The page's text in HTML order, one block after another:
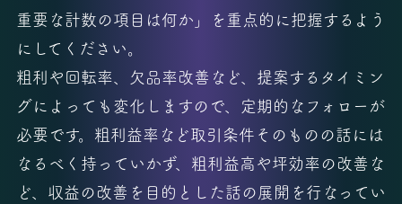
重要な計数の項目は何か」を重点的に把握するよう
にしてください。
粗利や回転率、欠品率改善など、提案するタイミン
グによっても変化しますので、定期的なフォローが
必要です。粗利益率など取引条件そのものの話には
なるべく持っていかず、粗利益高や坪効率の改善な
ど、収益の改善を目的とした話の展開を行なってい